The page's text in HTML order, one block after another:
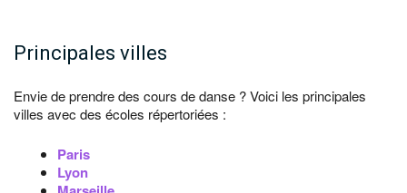
Principales villes
Envie de prendre des cours de danse ? Voici les principales
villes avec des écoles répertoriées :
Paris
Lyon